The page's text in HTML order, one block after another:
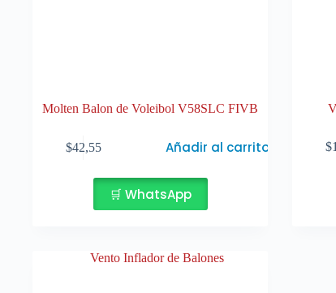
Molten Balon de Voleibol V58SLC FIVB
$42,55 Añadir al carrito
🛒 WhatsApp
$